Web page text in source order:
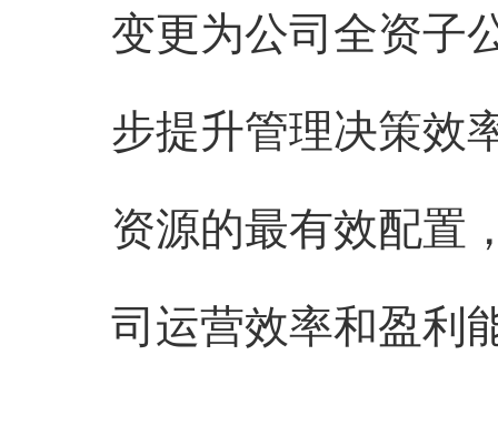
变更为公司全资子
步提升管理决策效
资源的最有效配置
司运营效率和盈利